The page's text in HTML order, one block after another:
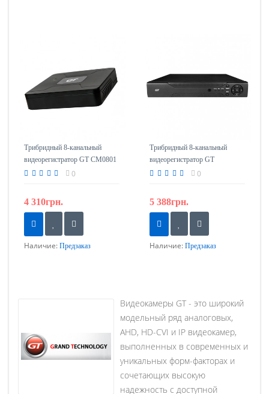
Трибридный 8-канальный
видеорегистратор GT CM0801
0
4 310грн.
Наличие: Предзаказ
Трибридный 8-канальный
видеорегистратор GT
CMF0802
0
5 388грн.
Наличие: Предзаказ
Видеокамеры GT - это широкий
модельный ряд аналоговых,
AHD, HD-CVI и IP видеокамер,
выполненных в современных и
уникальных форм-факторах и
сочетающих высокую
надежность с доступной